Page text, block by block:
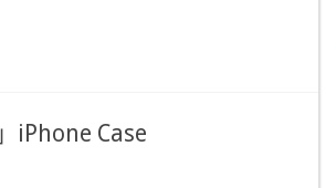
iPhone Case